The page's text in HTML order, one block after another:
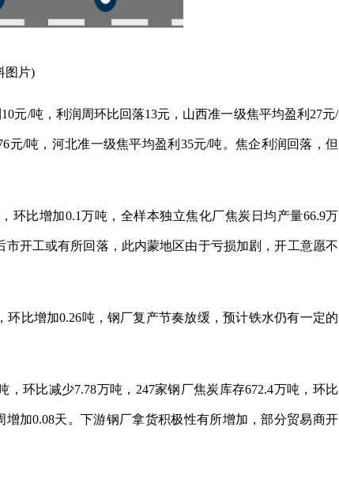
图片)
元/吨，利润周环比回落13元，山西准一级焦平均盈利27元/
/吨，河北准一级焦平均盈利35元/吨。焦企利润回落，但
环比增加0.1万吨，全样本独立焦化厂焦炭日均产量66.9万
开工或有所回落，此内蒙地区由于亏损加剧，开工意愿不
环比增加0.26吨，钢厂复产节奏放缓，预计铁水仍有一定的
，环比减少7.78万吨，247家钢厂焦炭库存672.4万吨，环比
加0.08天。下游钢厂拿货积极性有所增加，部分贸易商开